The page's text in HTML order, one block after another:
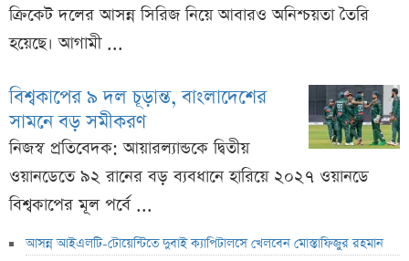
ক্রিকেট দলের আসন্ন সিরিজ নিয়ে আবারও অনিশ্চয়তা তৈরি
হয়েছে। আগামী ...
বিশ্বকাপের ৯ দল চূড়ান্ত, বাংলাদেশের
সামনে বড় সমীকরণ
নিজস্ব প্রতিবেদক: আয়ারল্যান্ডকে দ্বিতীয়
ওয়ানডেতে ৯২ রানের বড় ব্যবধানে হারিয়ে ২০২৭ ওয়ানডে
বিশ্বকাপের মূল পর্বে ...
আসন্ন আইএলটি-টোয়েন্টিতে দুবাই ক্যাপিটালসে খেলবেন মোস্তাফিজুর রহমান